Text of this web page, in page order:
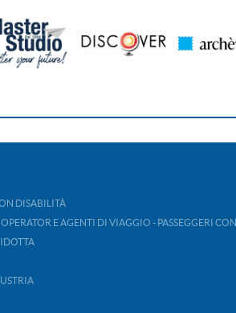
DISABILITÀ
E AGENTI DI VIAGGIO - PASSEGGERI CON